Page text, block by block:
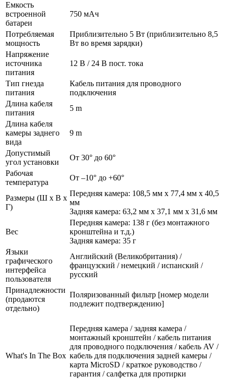
Емкость
встроенной
батареи
750 мАч
Потребляемая
мощность
Приблизительно 5 Вт (приблизительно 8,5
Вт во время зарядки)
Напряжение
источника
питания
12 В / 24 В пост. тока
Тип гнезда
питания
Кабель питания для проводного
подключения
Длина кабеля
питания
5 m
Длина кабеля
камеры заднего
вида
9 m
Допустимый
угол установки
От 30° до 60°
Рабочая
температура
От –10° до +60°
Размеры (Ш x В x
Г)
Передняя камера: 108,5 мм x 77,4 мм x 40,5
мм
Задняя камера: 63,2 мм x 37,1 мм x 31,6 мм
Вес
Передняя камера: 138 г (без монтажного
кронштейна и т.д.)
Задняя камера: 35 г
Языки
графического
интерфейса
пользователя
Английский (Великобритания) /
французский / немецкий / испанский /
русский
Принадлежности
(продаются
отдельно)
Поляризованный фильтр [номер модели
подлежит подтверждению]
What's In The Box
Передняя камера / задняя камера /
монтажный кронштейн / кабель питания
для проводного подключения / кабель AV /
кабель для подключения задней камеры /
карта MicroSD / краткое руководство /
гарантия / салфетка для протирки